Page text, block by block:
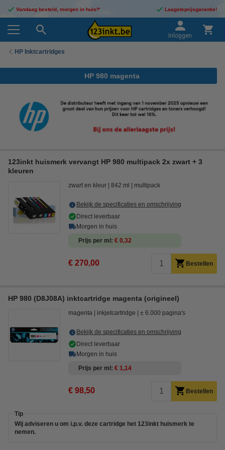
Vandaag besteld, morgen in huis!* Laagsteprijsgarantie!
Inloggen
HP Inktcartridges
HP 980 magenta
123inkt huismerk vervangt HP 980 multipack 2x zwart + 3
kleuren
zwart en kleur 842 ml multipack
Bekijk de specificaties en omschrijving
Direct leverbaar
Morgen in huis
Prijs per ml € 0,32
€ 270,00 Bestellen
HP 980 (D8J08A) inktcartridge magenta (origineel)
magenta inkjetcartridge ± 6.000 pagina's
Bekijk de specificaties en omschrijving
Direct leverbaar
Morgen in huis
Prijs per ml € 1,14
€ 98,50 Bestellen
Tip
Wij adviseren u om i.p.v. deze cartridge het 123inkt huismerk te
nemen.